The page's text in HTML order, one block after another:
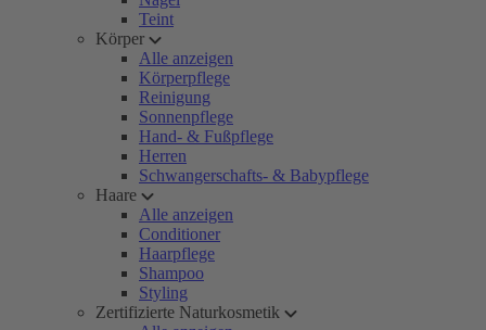
Teint
Körper
Alle anzeigen
Körperpflege
Reinigung
Sonnenpflege
Hand- & Fußpflege
Herren
Schwangerschafts- & Babypflege
Haare
Alle anzeigen
Conditioner
Haarpflege
Shampoo
Styling
Zertifizierte Naturkosmetik